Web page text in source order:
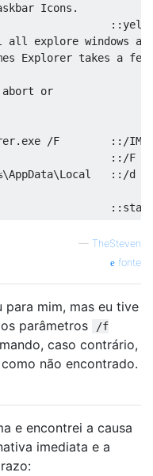
Icons.
::yellow
explore windows
Explorer takes a
or
/F        ::/IM =
::/
::/d
— TheSteven
fonte
para mim, mas eu tive
parâmetros
/f
caso contrário,
não encontrado.
e encontrei a causa
imediata e a